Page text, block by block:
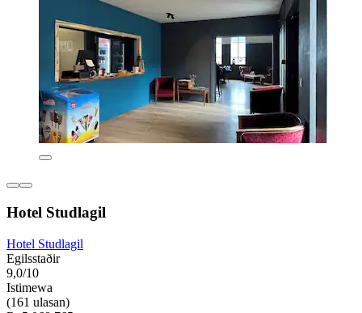
Hotel Studlagil
Hotel Studlagil
Egilsstaðir
9,0/10
Istimewa
(161 ulasan)